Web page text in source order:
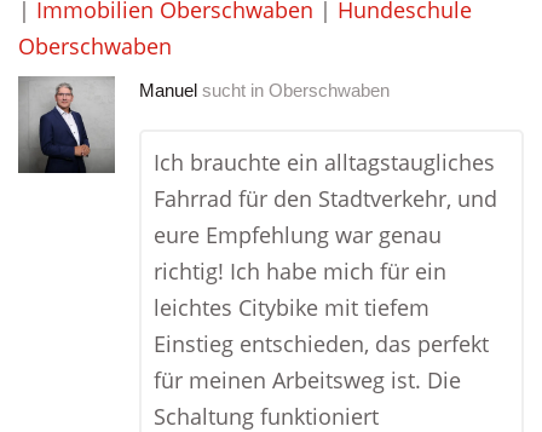
| Immobilien Oberschwaben | Hundeschule
Oberschwaben
Manuel sucht in Oberschwaben
Ich brauchte ein alltagstaugliches
Fahrrad für den Stadtverkehr, und
eure Empfehlung war genau
richtig! Ich habe mich für ein
leichtes Citybike mit tiefem
Einstieg entschieden, das perfekt
für meinen Arbeitsweg ist. Die
Schaltung funktioniert